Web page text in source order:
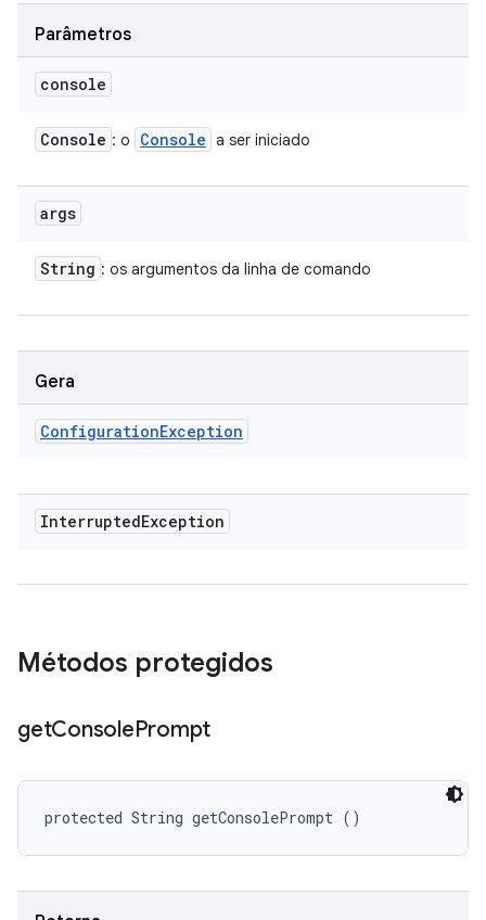
Parâmetros
console
Console : o Console a ser iniciado
args
String : os argumentos da linha de comando
Gera
ConfigurationException
InterruptedException
Métodos protegidos
getConsolePrompt
protected String getConsolePrompt ()